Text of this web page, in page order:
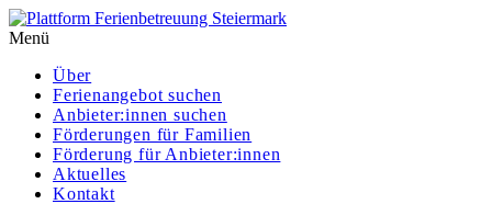
Menü
Über
Ferienangebot suchen
Anbieter:innen suchen
För­de­run­gen für Familien
Förderung für Anbieter:innen
Aktuelles
Kontakt